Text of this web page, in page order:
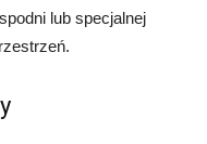
lub specjalnej